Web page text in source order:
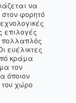
να
φορητό
επιλογές
πολλαπλός
ευέλικτες
κράμα
τον
όποιον
χώρο